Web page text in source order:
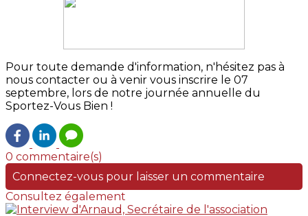
Pour toute demande d'information, n'hésitez pas à
nous contacter ou à venir vous inscrire le 07
septembre, lors de notre journée annuelle du
Sportez-Vous Bien !
0 commentaire(s)
Connectez-vous pour laisser un commentaire
Consultez également